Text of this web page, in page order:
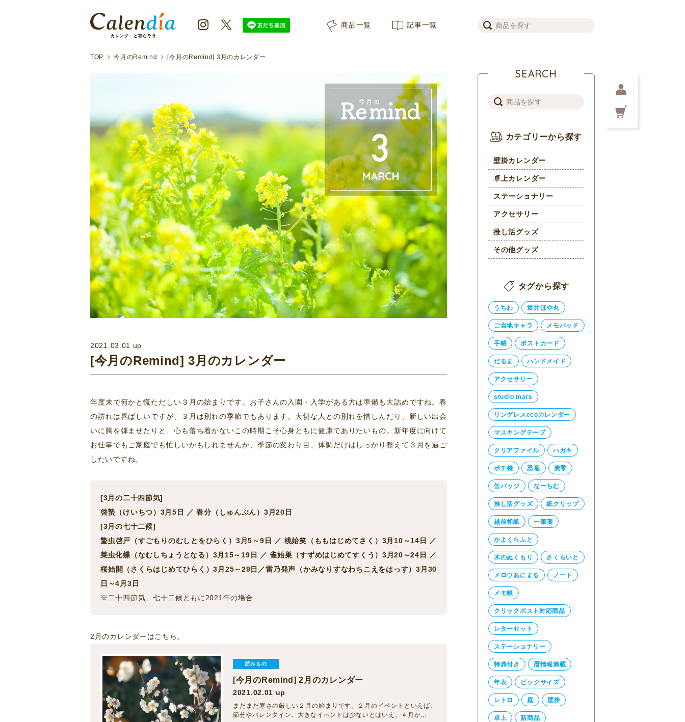
商品一覧 記事一覧
TOP 今月のRemind [今月のRemind] 3月のカレンダー
2021.03.01 up
[今月のRemind] 3月のカレンダー
年度末で何かと慌ただしい３月の始まりです。お子さんの入園・入学がある方は準備も大詰めですね。春
の訪れは喜ばしいですが、３月は別れの季節でもあります。大切な人との別れを惜しんだり、新しい出会
いに胸を弾ませたりと、心も落ち着かないこの時期こそ心身ともに健康でありたいもの。新年度に向けて
お仕事でもご家庭でも忙しいかもしれませんが、季節の変わり目、体調だけはしっかり整えて３月を過ご
したいですね。
[3月の二十四節気]
啓蟄（けいちつ）3月5日 ／ 春分（しゅんぶん）3月20日
[3月の七十二候]
蟄虫啓戸（すごもりのむしとをひらく）3月5～9日 ／ 桃始笑（ももはじめてさく）3月10～14日 ／
菜虫化蝶（なむしちょうとなる）3月15～19日 ／ 雀始巣（すずめはじめてすくう）3月20～24日 ／
桜始開（さくらはじめてひらく）3月25～29日／雷乃発声（かみなりすなわちこえをはっす）3月30
日～4月3日
※二十四節気、七十二候ともに2021年の場合
2月のカレンダーはこちら。
読みもの
[今月のRemind] 2月のカレンダー
2021.02.01 up
まだまだ寒さの厳しい２月の始まりです。２月のイベントといえば、
節分やバレンタイン。大きなイベントは少ないとはいえ、４月か…
SEARCH
カテゴリーから探す
壁掛カレンダー
卓上カレンダー
ステーショナリー
アクセサリー
推し活グッズ
その他グッズ
タグから探す
うちわ 坂井ほや丸
ご当地キャラ メモパッド
手帳 ポストカード
だるま ハンドメイド
アクセサリー
studio mars
リングレスecoカレンダー
マスキングテープ
クリアファイル ハガキ
ポチ袋 恐竜 炭零
缶バッジ なーちむ
推し活グッズ 紙クリップ
越前和紙 一筆箋
かよくらふと
木のぬくもり さくらいと
メロウあにまる ノート
メモ帳
クリックポスト対応商品
レターセット
ステーショナリー
特典付き 暦情報満載
年表 ビックサイズ
レトロ 庭 壁掛
卓上 新商品